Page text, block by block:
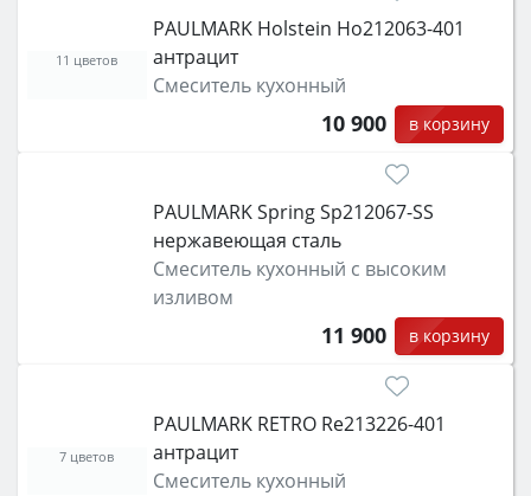
функции (конвекция, гриль, самоочистка,
защита от детей).
PAULMARK Holstein Ho212063-401
антрацит
Смеситель кухонный
10 900 в корзину
11 цветов
PAULMARK Spring Sp212067-SS
нержавеющая сталь
Смеситель кухонный с высоким
изливом
11 900 в корзину
PAULMARK RETRO Re213226-401
антрацит
Смеситель кухонный
7 цветов